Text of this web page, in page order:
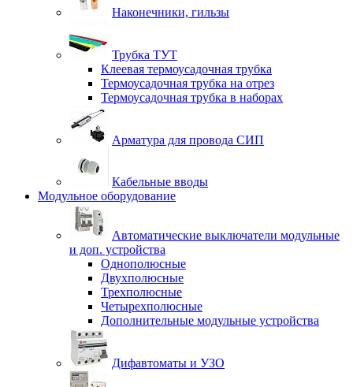
Наконечники, гильзы
Трубка ТУТ
Клеевая термоусадочная трубка
Термоусадочная трубка на отрез
Термоусадочная трубка в наборах
Арматура для провода СИП
Кабельные вводы
Модульное оборудование
Автоматические выключатели модульные
и доп. устройства
Однополюсные
Двухполюсные
Трехполюсные
Четырехполюсные
Дополнительные модульные устройства
Дифавтоматы и УЗО